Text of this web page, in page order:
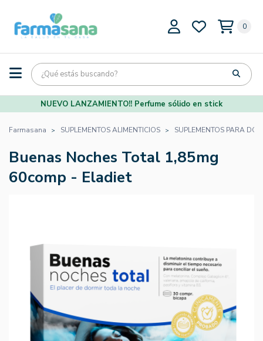
0
NUEVO LANZAMIENTO!! Perfume sólido en stick
Farmasana SUPLEMENTOS ALIMENTICIOS SUPLEMENTOS PARA
Buenas Noches Total 1,85mg
60comp - Eladiet